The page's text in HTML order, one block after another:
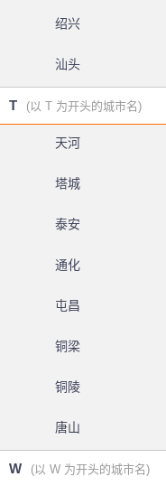
绍兴
汕头
T (以 T 为开头的城市名)
天河
塔城
泰安
通化
屯昌
铜梁
铜陵
唐山
W (以 W 为开头的城市名)